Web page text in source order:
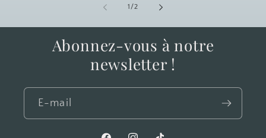
1/de
2
Abonnez-vous à notre
newsletter !
E-mail